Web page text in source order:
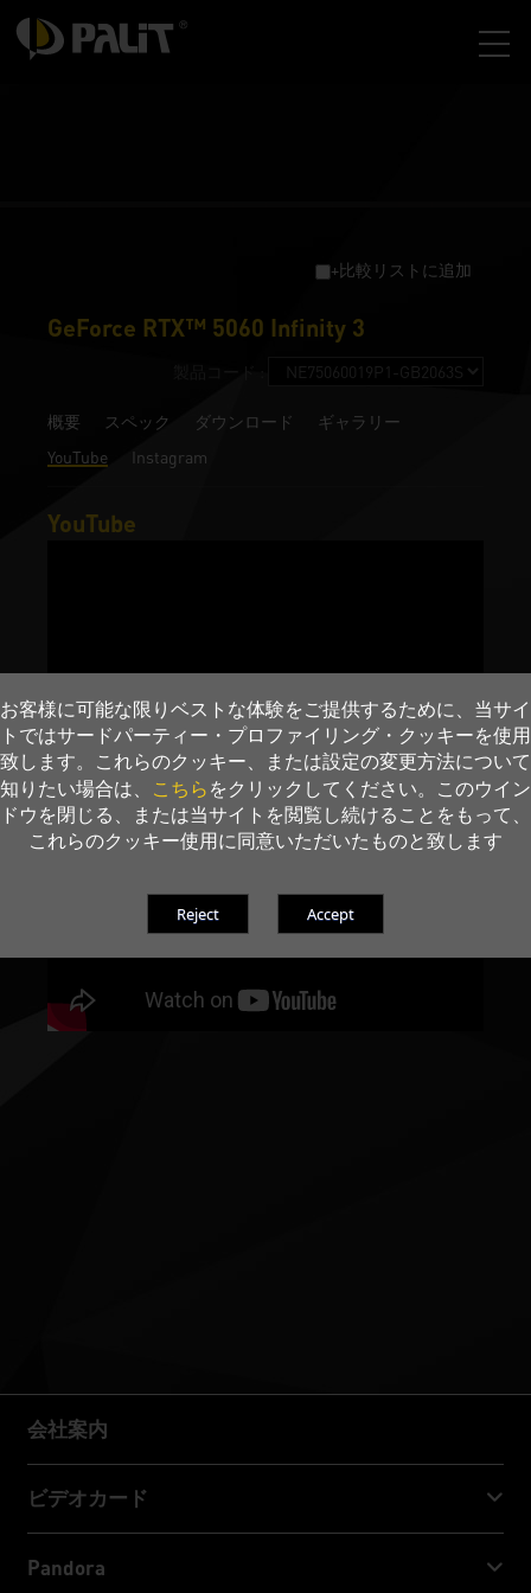
お客様に可能な限りベストな体験をご提供するために、当サイ
トではサードパーティー・プロファイリング・クッキーを使用
致します。これらのクッキー、または設定の変更方法について
知りたい場合は、
こちら をクリックしてください。このウイン
ドウを閉じる、または当サイトを閲覧し続けることをもって、
これらのクッキー使用に同意いただいたものと致します
+比較リストに追加
GeForce RTX™ 5060 Infinity 3
概要 スペック ダウンロード
ギャラリー
YouTube
Instagram
YouTube
会社案内
会社案内
ビデオカード
Pandora